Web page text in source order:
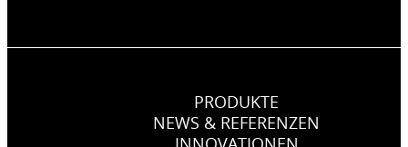
PRODUKTE
NEWS & REFERENZEN